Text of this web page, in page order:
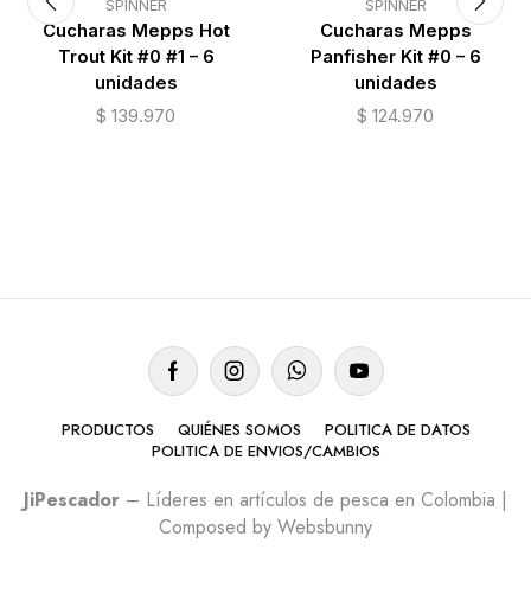
SPINNER
Cucharas Mepps Hot
Trout Kit #0 #1 – 6
unidades
$ 139.970
SPINNER
Cucharas Mepps
Panfisher Kit #0 – 6
unidades
$ 124.970
PRODUCTOS QUIÉNES SOMOS
POLITICA DE DATOS
POLITICA DE ENVIOS/CAMBIOS
JiPescador – Líderes en artículos de pesca en Colombia |
Composed by Websbunny